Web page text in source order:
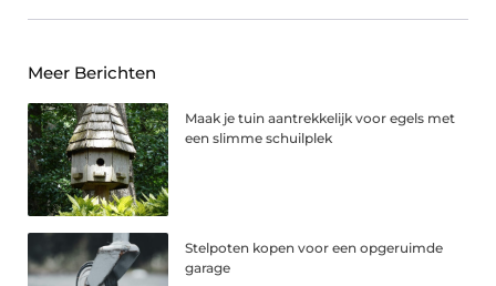
Meer Berichten
Maak je tuin aantrekkelijk voor egels met
een slimme schuilplek
Stelpoten kopen voor een opgeruimde
garage